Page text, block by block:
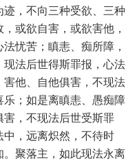
，不向三种受欲、三种
或欲自害，或欲害他，
忧苦；瞋恚、痴所障，
法后世得斯罪报，心法
他、自他俱害，不现法
乐；如是离瞋恚、愚痴障
，不现法后世受斯罪
，远离炽然，不待时
聚落主，如此现法永离